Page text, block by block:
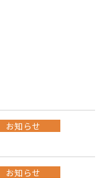
お知らせ
お知らせ